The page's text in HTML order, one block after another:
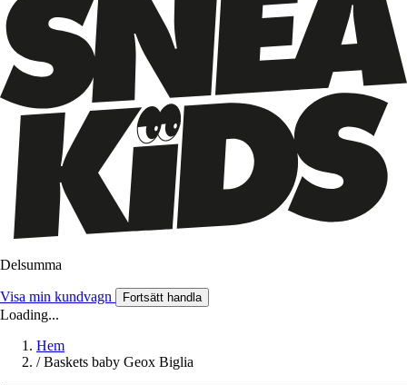
Delsumma
Visa min kundvagn Fortsätt handla
Loading...
Hem
/ Baskets baby Geox Biglia